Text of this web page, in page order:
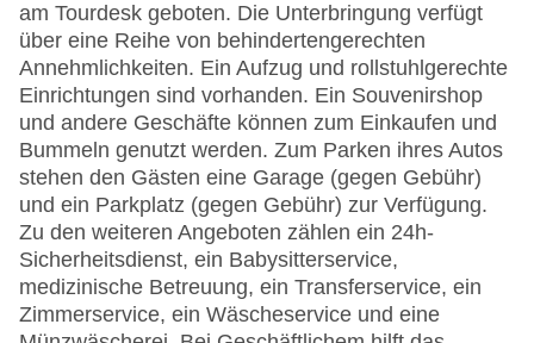
am Tourdesk geboten. Die Unterbringung verfügt
über eine Reihe von behindertengerechten
Annehmlichkeiten. Ein Aufzug und rollstuhlgerechte
Einrichtungen sind vorhanden. Ein Souvenirshop
und andere Geschäfte können zum Einkaufen und
Bummeln genutzt werden. Zum Parken ihres Autos
stehen den Gästen eine Garage (gegen Gebühr)
und ein Parkplatz (gegen Gebühr) zur Verfügung.
Zu den weiteren Angeboten zählen ein 24h-
Sicherheitsdienst, ein Babysitterservice,
medizinische Betreuung, ein Transferservice, ein
Zimmerservice, ein Wäscheservice und eine